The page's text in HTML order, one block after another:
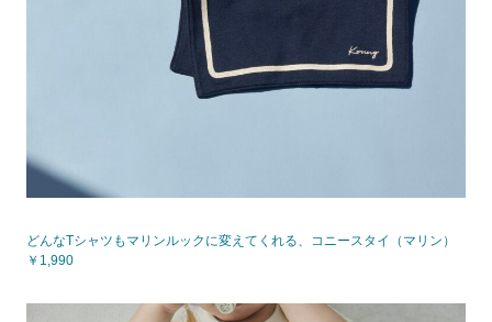
どんなTシャツもマリンルックに変えてくれる、コニースタイ（マリン）
￥1,990